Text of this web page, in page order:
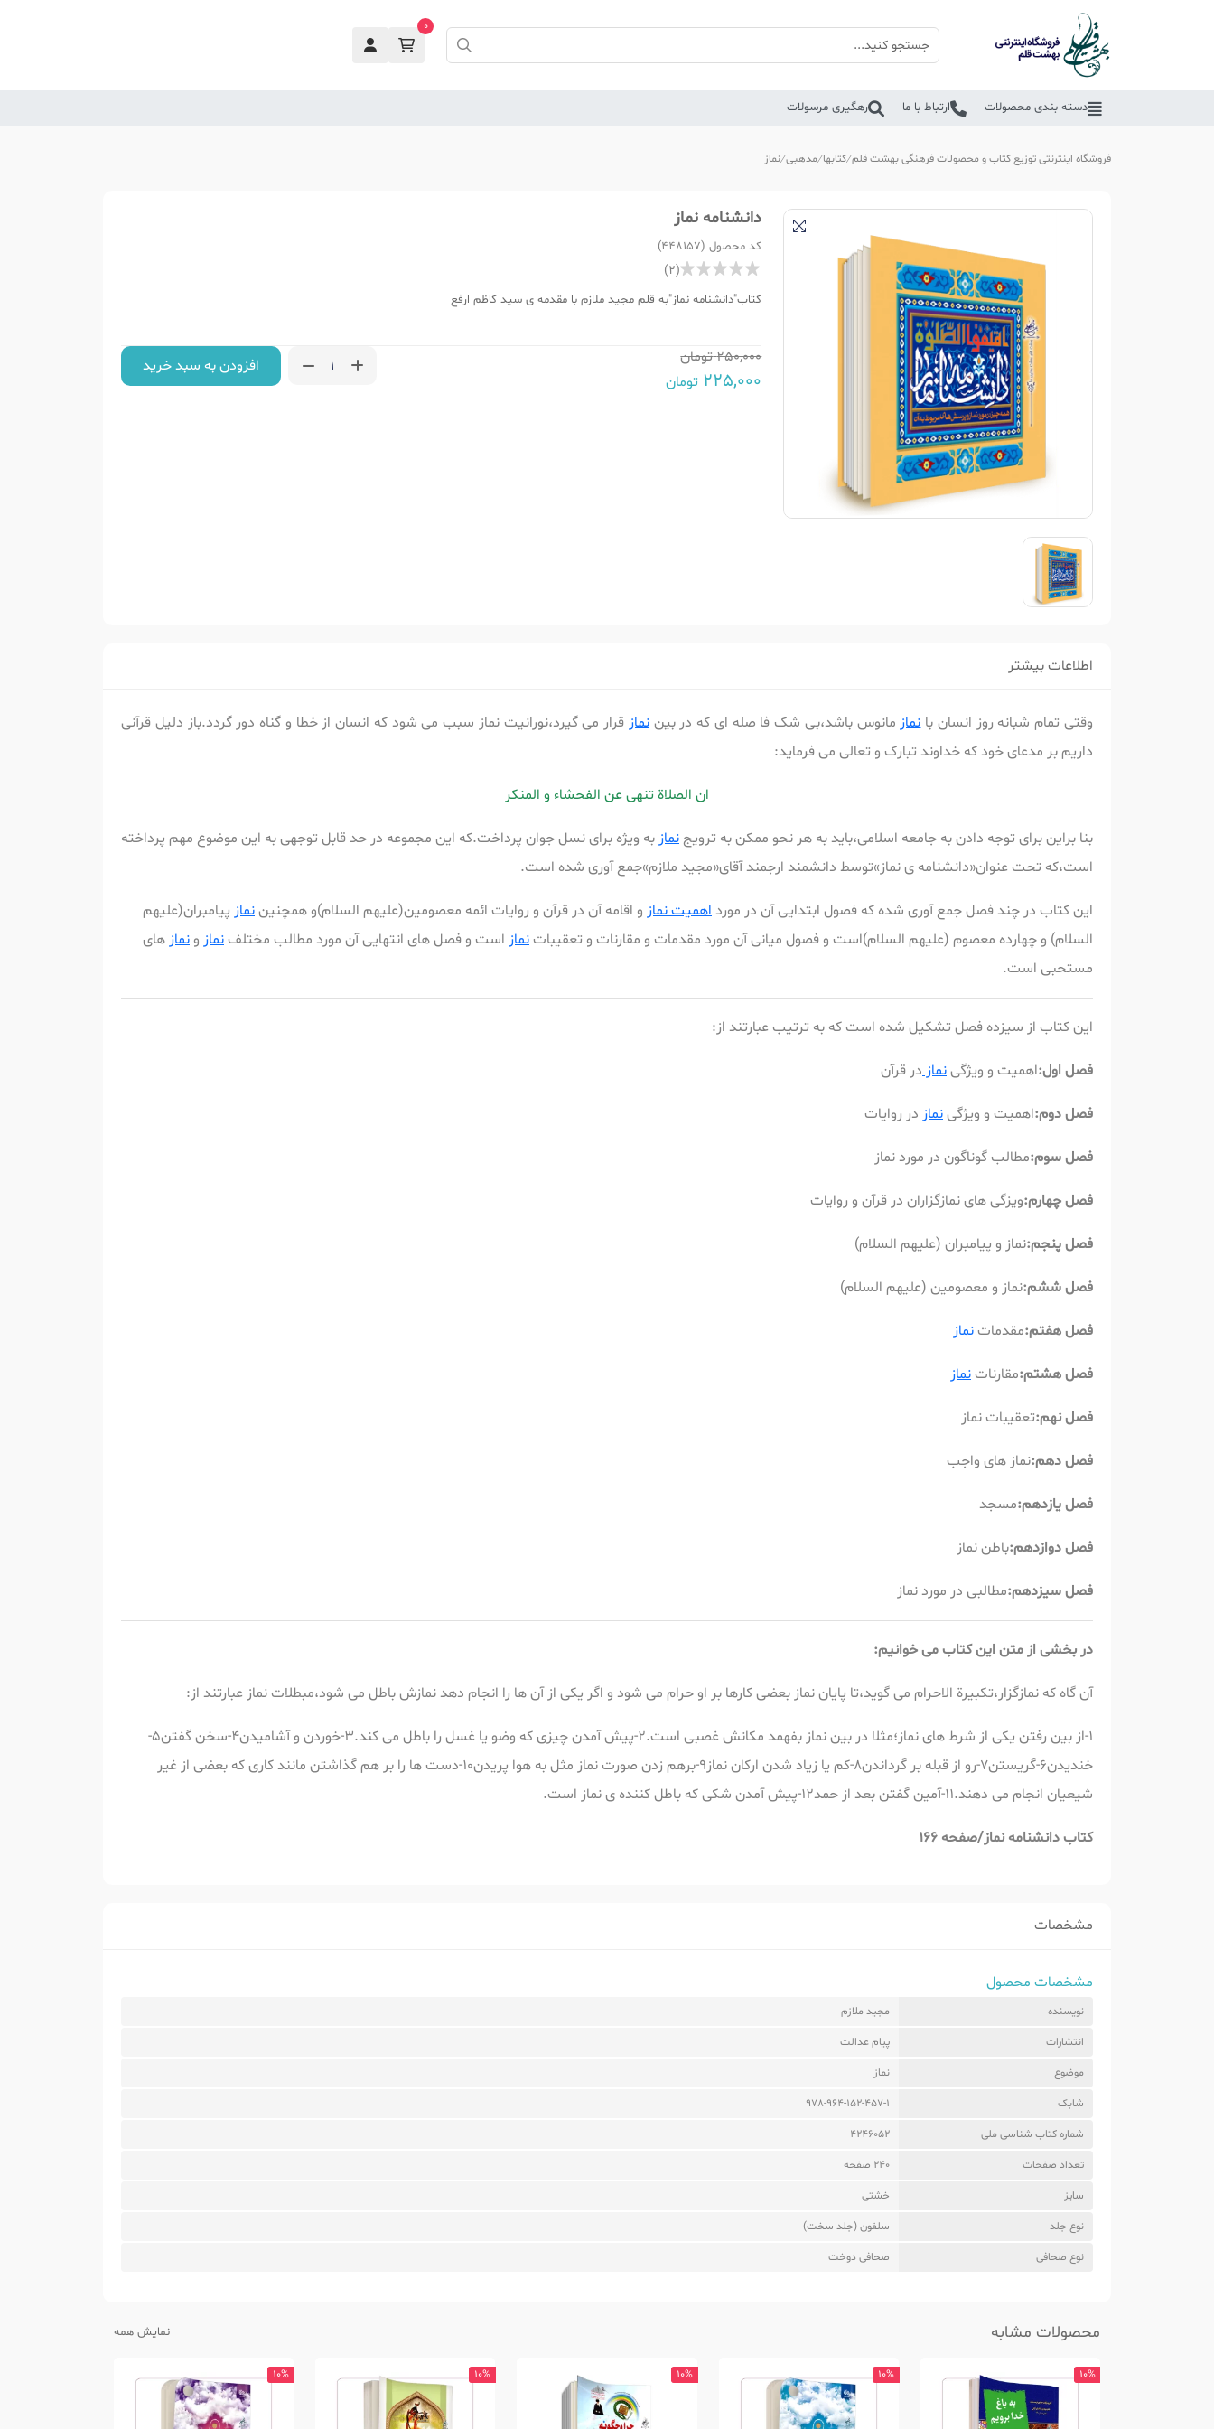
0
دسته بندی محصولات ارتباط با ما رهگیری مرسولات
فروشگاه اینترنتی توزیع کتاب و محصولات فرهنگی بهشت قلم کتابها مذهبی نماز
دانشنامه نماز
کد محصول (448157)
(2)
کتاب"دانشنامه نماز"به قلم مجید ملازم با مقدمه ی سید کاظم ارفع
250,000تومان
225,000 تومان
افزودن به سبد خرید
اطلاعات بیشتر
وقتی تمام شبانه روز انسان بانماز مانوس باشد،بی شک فا صله ای که در بیننماز قرار می گیرد،نورانیت نماز سبب می شود که انسان از خطا و گناه دور گردد.باز دلیل قرآنی
داریم بر مدعای خود که خداوند تبارک و تعالی می فرماید:
ان الصلاة تنهی عن الفحشاء و المنکر
بنا براین برای توجه دادن به جامعه اسلامی،باید به هر نحو ممکن به ترویجنماز به ویژه برای نسل جوان پرداخت.که این مجموعه در حد قابل توجهی به این موضوع مهم پرداخته
است،که تحت عنوان«دانشنامه ی نماز»توسط دانشمند ارجمند آقای«مجید ملازم»جمع آوری شده است.
این کتاب در چند فصل جمع آوری شده که فصول ابتدایی آن در مورداهمیت نماز و اقامه آن در قرآن و روایات ائمه معصومین(علیهم السلام)و همچنیننماز پیامبران(علیهم
السلام) و چهارده معصوم (علیهم السلام)است و فصول میانی آن مورد مقدمات و مقارنات و تعقیباتنماز است و فصل های انتهایی آن مورد مطالب مختلفنماز و نماز های
مستحبی است.
این کتاب از سیزده فصل تشکیل شده است که به ترتیب عبارتند از:
فصل اول:اهمیت و ویژگینمازدر قرآن
فصل دوم:اهمیت و ویژگینماز در روایات
فصل سوم:مطالب گوناگون در مورد نماز
فصل چهارم:ویزگی های نمازگزاران در قرآن و روایات
فصل پنجم:نماز و پیامبران (علیهم السلام)
فصل ششم:نماز و معصومین (علیهم السلام)
فصل هفتم:مقدماتنماز
فصل هشتم:مقارناتنماز
فصل نهم:تعقیبات نماز
فصل دهم:نماز های واجب
فصل یازدهم:مسجد
فصل دوازدهم:باطن نماز
فصل سیزدهم:مطالبی در مورد نماز
در بخشی از متن این کتاب می خوانیم:
آن گاه که نمازگزار،تکبیرة الاحرام می گوید،تا پایان نماز بعضی کارها بر او حرام می شود و اگر یکی از آن ها را انجام دهد نمازش باطل می شود،مبطلات نماز عبارتند از:
1-از بین رفتن یکی از شرط های نماز؛مثلا در بین نماز بفهمد مکانش غصبی است.2-پیش آمدن چیزی که وضو یا غسل را باطل می کند.3-خوردن و آشامیدن4-سخن گفتن5-
خندیدن6-گریستن7-رو از قبله بر گرداندن8-کم یا زیاد شدن ارکان نماز9-برهم زدن صورت نماز مثل به هوا پریدن10-دست ها را بر هم گذاشتن مانند کاری که بعضی از غیر
شیعیان انجام می دهند.11-آمین گفتن بعد از حمد12-پیش آمدن شکی که باطل کننده ی نماز است.
کتاب دانشنامه نماز/صفحه 166
مشخصات
مشخصات محصول
نویسنده مجید ملازم
انتشارات پیام عدالت
موضوع نماز
شابک 978-964-152-457-1
شماره کتاب شناسی ملی 4246052
تعداد صفحات 240 صفحه
سایز خشتی
نوع جلد سلفون (جلد سخت)
نوع صحافی صحافی دوخت
محصولات مشابه نمایش همه
10%
10%
10%
10%
10%